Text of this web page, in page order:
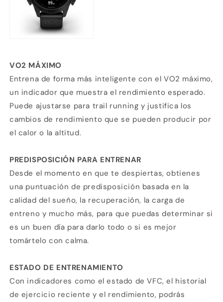
VO2 MÁXIMO
Entrena de forma más inteligente con el VO2 máximo,
un indicador que muestra el rendimiento esperado.
Puede ajustarse para trail running y justifica los
cambios de rendimiento que se pueden producir por
el calor o la altitud.
PREDISPOSICIÓN PARA ENTRENAR
Desde el momento en que te despiertas, obtienes
una puntuación de predisposición basada en la
calidad del sueño, la recuperación, la carga de
entreno y mucho más, para que puedas determinar si
es un buen día para darlo todo o si es mejor
tomártelo con calma.
ESTADO DE ENTRENAMIENTO
Con indicadores como el estado de VFC, el historial
de ejercicio reciente y el rendimiento, podrás
Compra ahora y paga a meses
sin tarjeta de crédito
Agrega tu producto al carrito y
2 la cantidad de mesesy confirma.
3 Paga mes a mes con saldo disponible,
débito u otros medios.
Crédito sujeto a aprobación.
¿Tienes dudas? Consulta nuestraAyuda.